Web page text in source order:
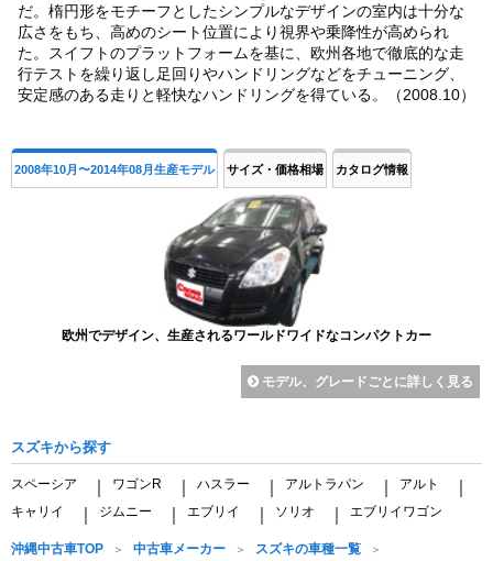
だ。楕円形をモチーフとしたシンプルなデザインの室内は十分な
広さをもち、高めのシート位置により視界や乗降性が高められ
た。スイフトのプラットフォームを基に、欧州各地で徹底的な走
行テストを繰り返し足回りやハンドリングなどをチューニング、
安定感のある走りと軽快なハンドリングを得ている。（2008.10）
2008年10月〜2014年08月生産モデル サイズ・価格相場 カタログ情報
欧州でデザイン、生産されるワールドワイドなコンパクトカー
モデル、グレードごとに詳しく見る
スズキから探す
スペーシア ワゴンR ハスラー アルトラパン アルト
キャリイ ジムニー エブリイ ソリオ エブリイワゴン
沖縄中古車TOP 中古車メーカー スズキの車種一覧